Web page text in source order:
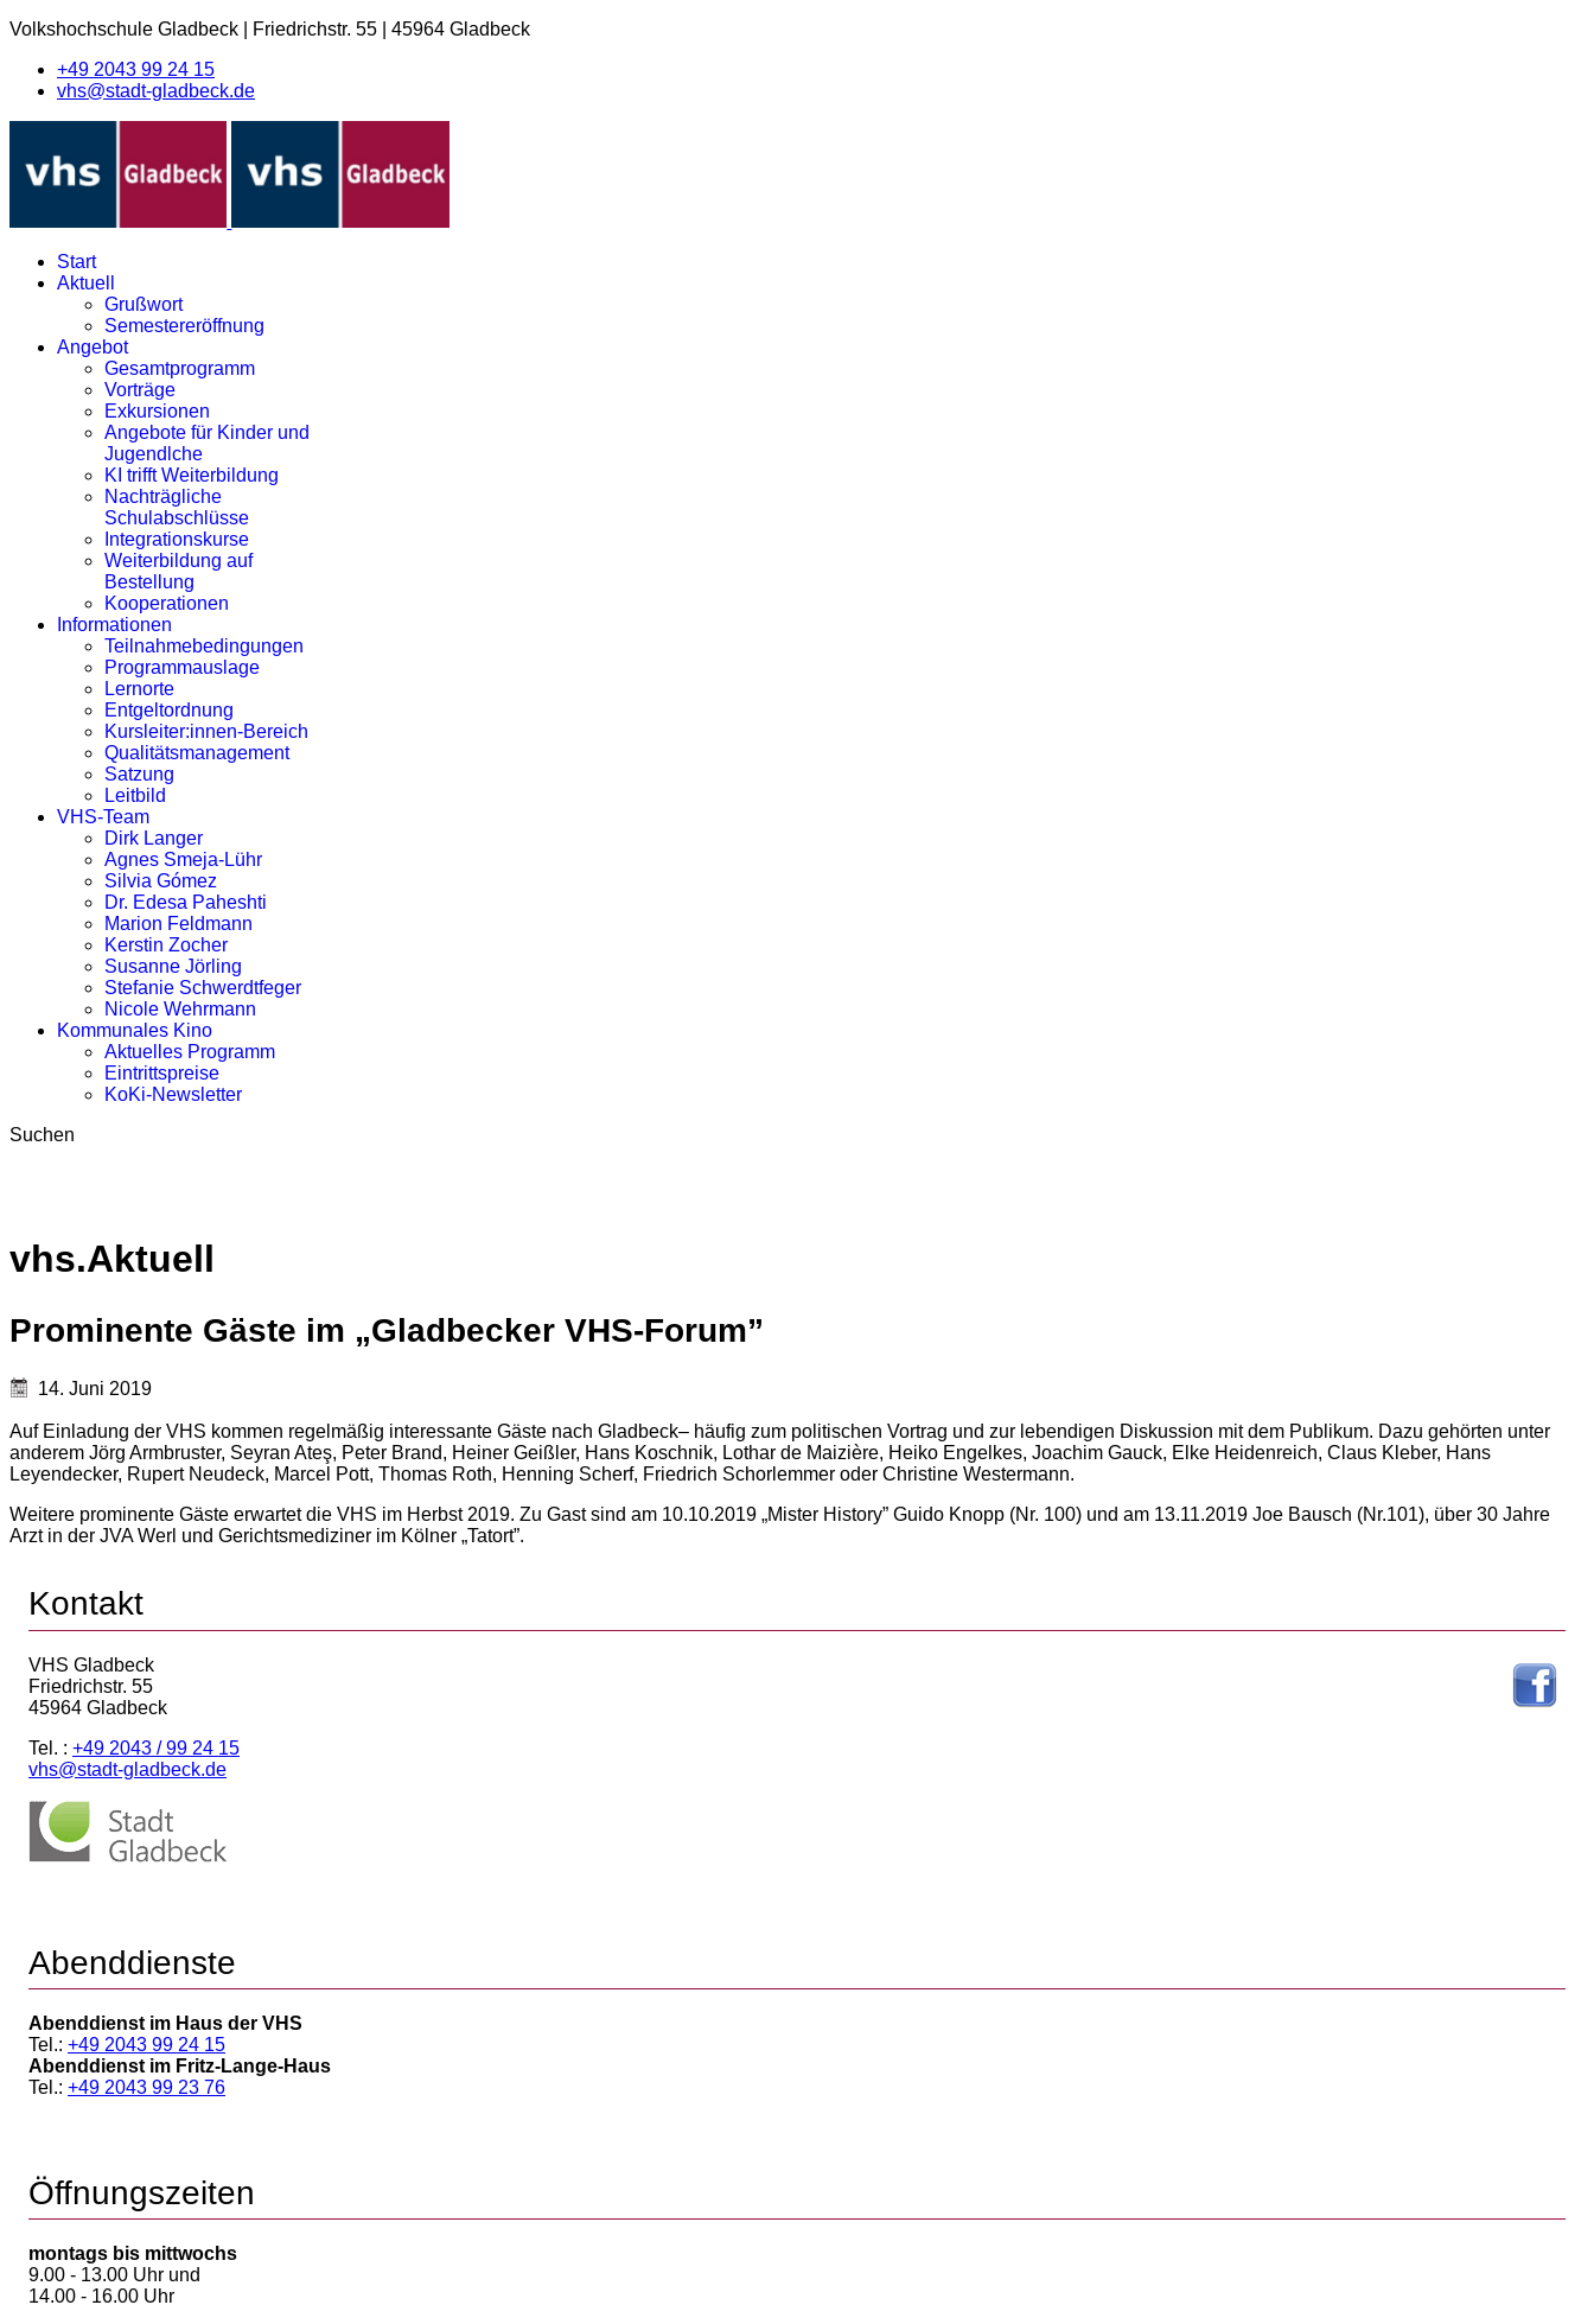
Volkshochschule Gladbeck Friedrichstr. 55
45964 Gladbeck
+49 2043 99 24 15
vhs@stadt-gladbeck.de
Start
Aktuell
Grußwort
Semestereröffnung
Angebot
Gesamtprogramm
Vorträge
Exkursionen
Angebote für Kinder und
Jugendlche
KI trifft Weiterbildung
Nachträgliche
Schulabschlüsse
Integrationskurse
Weiterbildung auf
Bestellung
Kooperationen
Informationen
Teilnahmebedingungen
Programmauslage
Lernorte
Entgeltordnung
Kursleiter:innen-Bereich
Qualitätsmanagement
Satzung
Leitbild
VHS-Team
Dirk Langer
Agnes Smeja-Lühr
Silvia Gómez
Dr. Edesa Paheshti
Marion Feldmann
Kerstin Zocher
Susanne Jörling
Stefanie Schwerdtfeger
Nicole Wehrmann
Kommunales Kino
Aktuelles Programm
Eintrittspreise
KoKi-Newsletter
Suchen
vhs.Aktuell
Prominente Gäste im „Gladbecker VHS-Forum”
14. Juni 2019
Auf Einladung der VHS kommen regelmäßig interessante Gäste nach Gladbeck– häufig zum politischen Vortrag und zur lebendigen Diskussion mit dem Publikum. Dazu gehörten unter
anderem Jörg Armbruster, Seyran Ateş, Peter Brand, Heiner Geißler, Hans Koschnik, Lothar de Maizière, Heiko Engelkes, Joachim Gauck, Elke Heidenreich, Claus Kleber, Hans
Leyendecker, Rupert Neudeck, Marcel Pott, Thomas Roth, Henning Scherf, Friedrich Schorlemmer oder Christine Westermann.
Weitere prominente Gäste erwartet die VHS im Herbst 2019. Zu Gast sind am 10.10.2019 „Mister History” Guido Knopp (Nr. 100) und am 13.11.2019 Joe Bausch (Nr.101), über 30 Jahre
Arzt in der JVA Werl und Gerichtsmediziner im Kölner „Tatort”.
Kontakt
VHS Gladbeck
Friedrichstr. 55
45964 Gladbeck
Tel. : +49 2043 / 99 24 15
vhs@stadt-gladbeck.de
Abenddienste
Abenddienst im Haus der VHS
Tel.: +49 2043 99 24 15
Abenddienst im Fritz-Lange-Haus
Tel.: +49 2043 99 23 76
Öffnungszeiten
montags bis mittwochs
9.00 - 13.00 Uhr und
14.00 - 16.00 Uhr